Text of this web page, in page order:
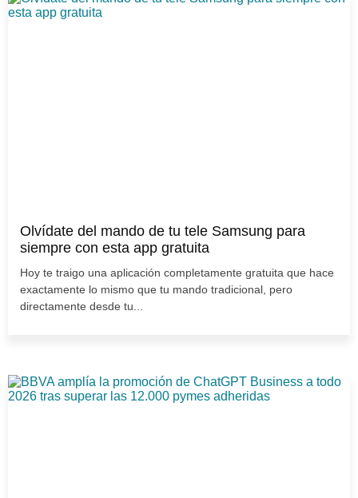
Olvídate del mando de tu tele Samsung para
siempre con esta app gratuita
Hoy te traigo una aplicación completamente gratuita que hace
exactamente lo mismo que tu mando tradicional, pero
directamente desde tu...